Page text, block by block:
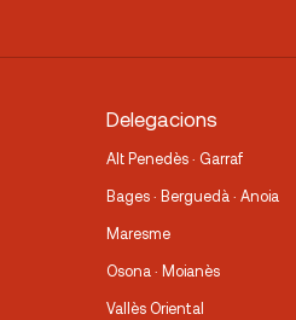
Delegacions
Alt Penedès · Garraf
Bages · Berguedà · Anoia
Maresme
Osona · Moianès
Vallès Oriental